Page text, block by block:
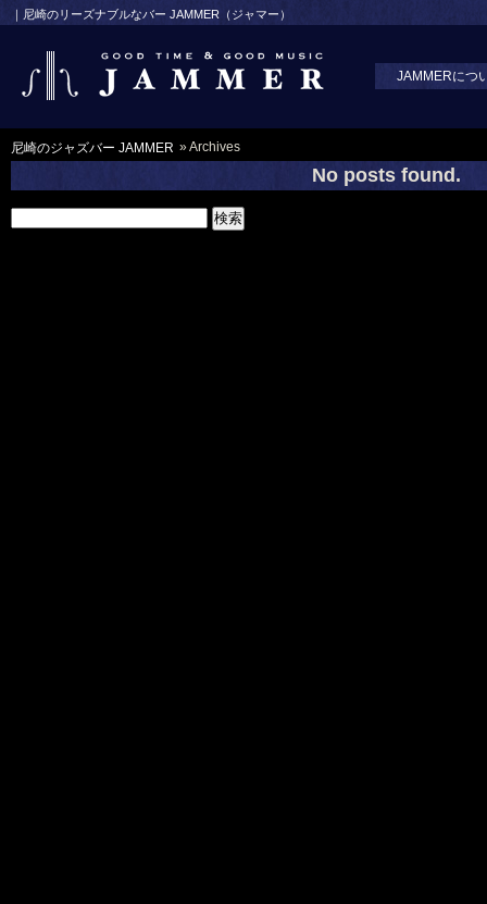
｜尼崎のリーズナブルなバー JAMMER（ジャマー）
JAMMERにつ
尼崎のジャズバー JAMMER » Archives
No posts found.